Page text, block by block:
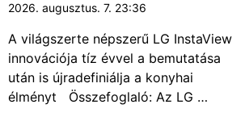
2026. augusztus. 7. 23:36
A világszerte népszerű LG InstaView
innovációja tíz évvel a bemutatása
után is újradefiniálja a konyhai
élményt Összefoglaló: Az LG …